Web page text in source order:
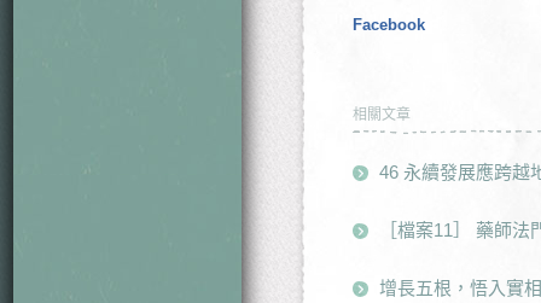
Facebook
相關文章
46 永續發展應跨越
［檔案11］ 藥師
增長五根，悟入實